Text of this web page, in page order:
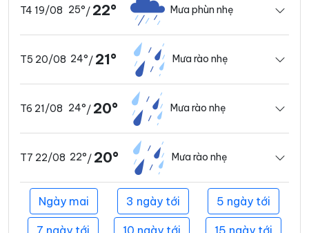
T4 19/08 25°/ 22° Mưa phùn nhẹ
T5 20/08 24°/ 21° Mưa rào nhẹ
T6 21/08 24°/ 20° Mưa rào nhẹ
T7 22/08 22°/ 20° Mưa rào nhẹ
Ngày mai 3 ngày tới 5 ngày tới
7 ngày tới 10 ngày tới 15 ngày tới